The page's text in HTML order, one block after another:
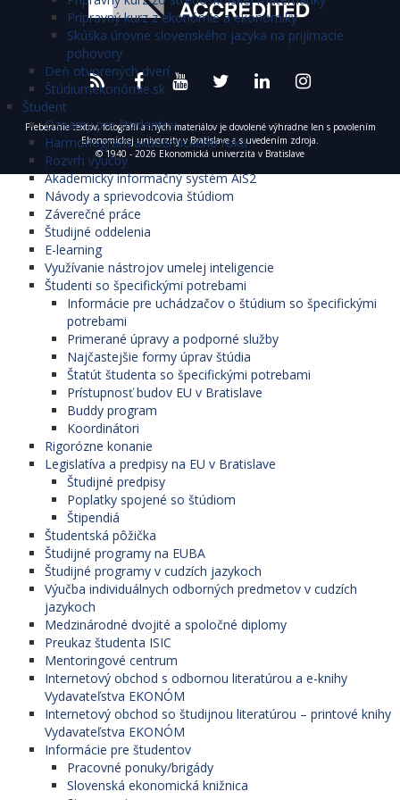
Prípravný kurz z ekonómie a ekonomiky
Skúška úrovne slovenského jazyka na prijímacie
pohovory
Deň otvorených dverí
Štúdiumekonómie.sk
Študent
Oznamy pre študentov
Harmonogram akademického roka
Rozvrh výučby
Akademický informačný systém AiS2
Návody a sprievodcovia štúdiom
Záverečné práce
Študijné oddelenia
E-learning
Využívanie nástrojov umelej inteligencie
Študenti so špecifickými potrebami
Informácie pre uchádzačov o štúdium so špecifickými
potrebami
Primerané úpravy a podporné služby
Najčastejšie formy úprav štúdia
Štatút študenta so špecifickými potrebami
Prístupnosť budov EU v Bratislave
Buddy program
Koordinátori
Rigorózne konanie
Legislatíva a predpisy na EU v Bratislave
Študijné predpisy
Poplatky spojené so štúdiom
Štipendiá
Študentská pôžička
Študijné programy na EUBA
Študijné programy v cudzích jazykoch
Výučba individuálnych odborných predmetov v cudzích
jazykoch
Medzinárodné dvojité a spoločné diplomy
Preukaz študenta ISIC
Mentoringové centrum
Internetový obchod s odbornou literatúrou a e-knihy
Vydavateľstva EKONÓM
Internetový obchod so študijnou literatúrou – printové knihy
Vydavateľstva EKONÓM
Informácie pre študentov
Pracovné ponuky/brigády
Slovenská ekonomická knižnica
Preberanie textov, fotografií a iných materiálov je dovolené výhradne len s povolením
Ekonomickej univerzity v Bratislave a s uvedením zdroja.
© 1940 - 2026 Ekonomická univerzita v Bratislave